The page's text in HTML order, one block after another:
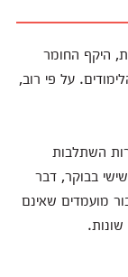
היקף החומר
על פי רוב,
השתלבות
בבוקר, דבר
מועמדים שאינם